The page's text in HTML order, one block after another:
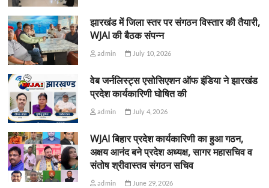
झारखंड में जिला स्तर पर संगठन विस्तार की तैयारी,
WJAI की बैठक संपन्न
admin July 10, 2026
वेब जर्नलिस्ट्स एसोसिएशन ऑफ इंडिया ने झारखंड
प्रदेश कार्यकारिणी घोषित की
admin July 4, 2026
WJAI बिहार प्रदेश कार्यकारिणी का हुआ गठन,
अक्षय आनंद बने प्रदेश अध्यक्ष, सागर महासचिव व
संतोष श्रीवास्तव संगठन सचिव
admin June 29, 2026